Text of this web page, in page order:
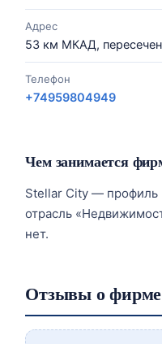
Адрес
53 км МКАД,
Телефон
+74959804949
Чем занимается
Stellar City — профиль
отрасль
нет.
Отзывы о фирме